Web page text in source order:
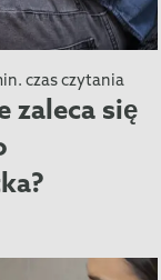
czas czytania
zaleca się